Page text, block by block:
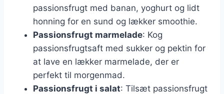
passionsfrugt med banan, yoghurt og lidt
honning for en sund og lækker smoothie.
Passionsfrugt marmelade: Kog
passionsfrugtsaft med sukker og pektin for
at lave en lækker marmelade, der er
perfekt til morgenmad.
Passionsfrugt i salat: Tilsæt passionsfrugt